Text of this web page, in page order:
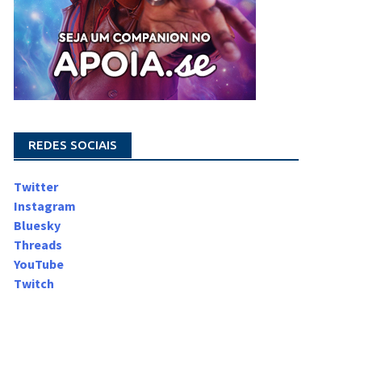
REDES SOCIAIS
Twitter
Instagram
Bluesky
Threads
YouTube
Twitch